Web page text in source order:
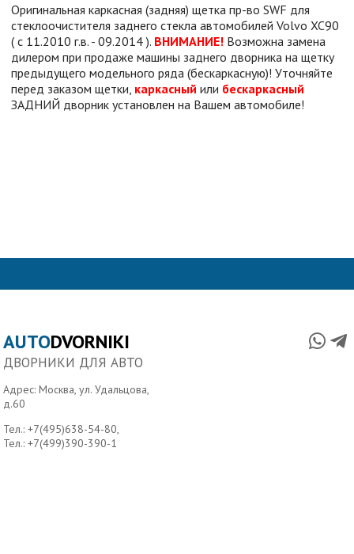
Оригинальная каркасная (задняя) щетка пр-во SWF для
стеклоочистителя заднего стекла автомобилей Volvo XC90
( c 11.2010 г.в. - 09.2014 ). ВНИМАНИЕ! Возможна замена
дилером при продаже машины заднего дворника на щетку
предыдущего модельного ряда (бескаркасную)! Уточняйте
перед заказом щетки, каркасный или бескаркасный
ЗАДНИЙ дворник установлен на Вашем автомобиле!
AUTODVORNIKI
ДВОРНИКИ ДЛЯ АВТО
Адрес: Москва, ул. Удальцова,
д.60
Тел.:+7(495)638-54-80,
Тел.:+7(499)390-390-1